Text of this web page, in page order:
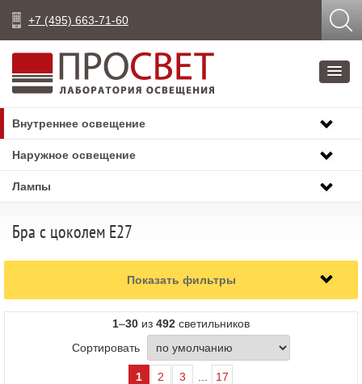
+7 (495) 663-71-60
Внутреннее освещение
Наружное освещение
Лампы
Бра с цоколем E27
Показать фильтры
1–30 из 492 светильников
Сортировать
1 2 3 17